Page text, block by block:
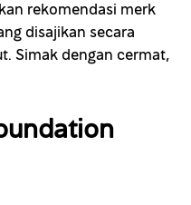
rekomendasi merk
disajikan secara
Simak dengan cermat,